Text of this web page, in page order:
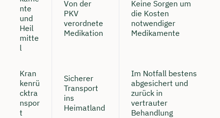
nte
und
Heil
mitte
l
Von der
PKV
verordnete
Medikation
Keine Sorgen um
die Kosten
notwendiger
Medikamente
Kran
kenrü
cktra
nspor
t
Sicherer
Transport
ins
Heimatland
Im Notfall bestens
abgesichert und
zurück in
vertrauter
Behandlung